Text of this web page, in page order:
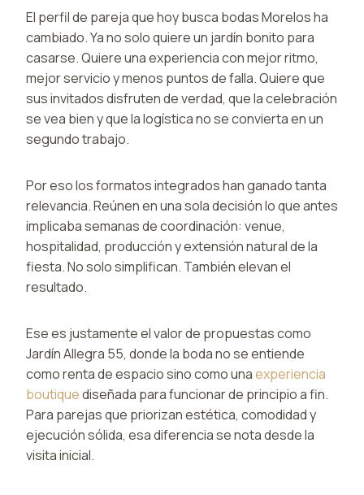
El perfil de pareja que hoy busca bodas Morelos ha
cambiado. Ya no solo quiere un jardín bonito para
casarse. Quiere una experiencia con mejor ritmo,
mejor servicio y menos puntos de falla. Quiere que
sus invitados disfruten de verdad, que la celebración
se vea bien y que la logística no se convierta en un
segundo trabajo.
Por eso los formatos integrados han ganado tanta
relevancia. Reúnen en una sola decisión lo que antes
implicaba semanas de coordinación: venue,
hospitalidad, producción y extensión natural de la
fiesta. No solo simplifican. También elevan el
resultado.
Ese es justamente el valor de propuestas como
Jardín Allegra 55, donde la boda no se entiende
como renta de espacio sino como unaexperiencia
boutiquediseñada para funcionar de principio a fin.
Para parejas que priorizan estética, comodidad y
ejecución sólida, esa diferencia se nota desde la
visita inicial.